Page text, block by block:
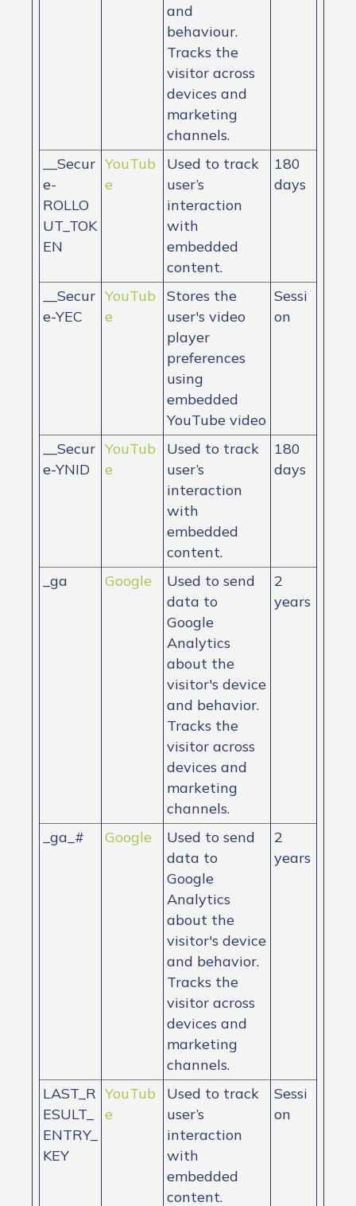
and
behaviour.
Tracks the
visitor across
devices and
marketing
channels.
__Secur
e-
ROLLO
UT_TOK
EN
YouTub
e
Used to track
user’s
interaction
with
embedded
content.
180
days
__Secur
e-YEC
YouTub
e
Stores the
user's video
player
preferences
using
embedded
YouTube video
Sessi
on
__Secur
e-YNID
YouTub
e
Used to track
user’s
interaction
with
embedded
content.
180
days
_ga Google
Used to send
data to
Google
Analytics
about the
visitor's device
and behavior.
Tracks the
visitor across
devices and
marketing
channels.
2
years
_ga_# Google
Used to send
data to
Google
Analytics
about the
visitor's device
and behavior.
Tracks the
visitor across
devices and
marketing
channels.
2
years
LAST_R
ESULT_
ENTRY_
KEY
YouTub
e
Used to track
user’s
interaction
with
embedded
content.
Sessi
on